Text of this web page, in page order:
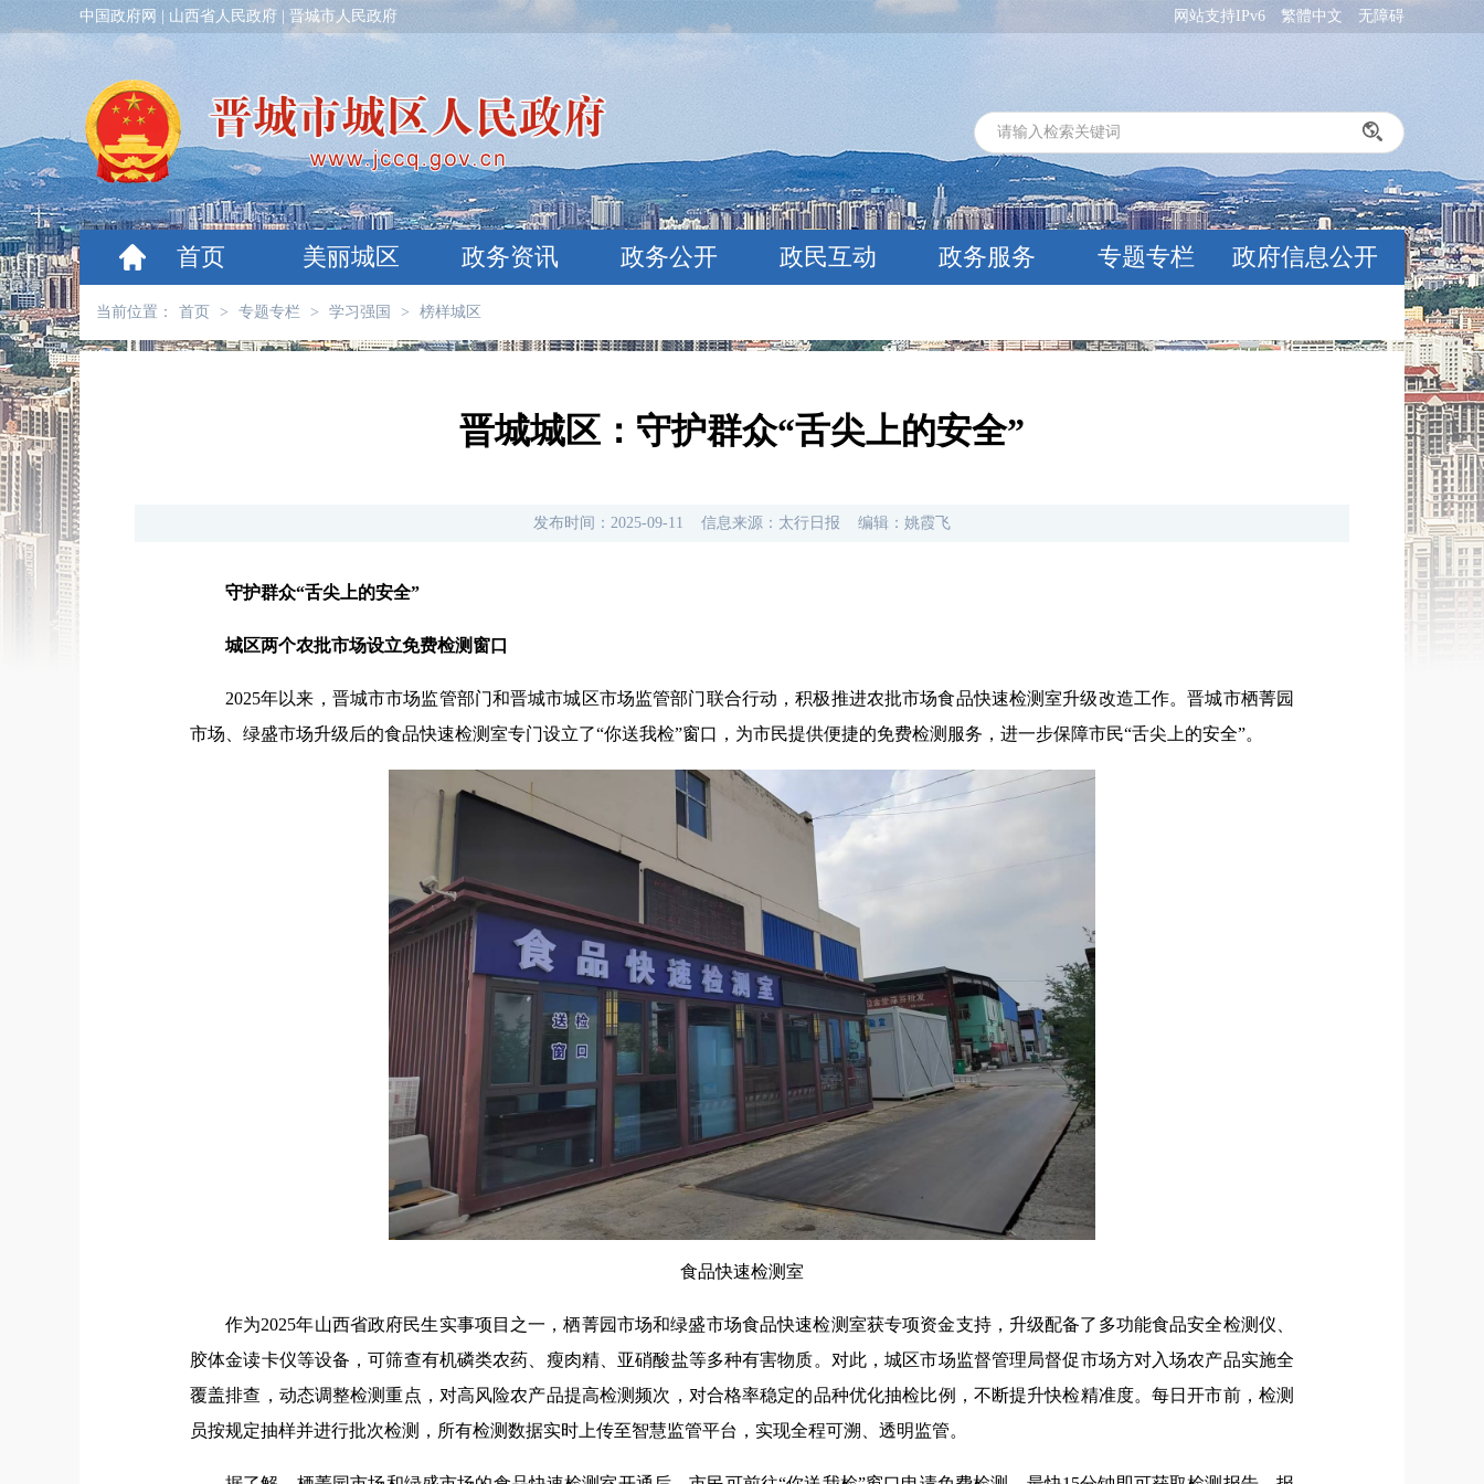
中国政府网 山西省人民政府 晋城市人民政府 网站支持IPv6 繁體中文 无障碍
首页 美丽城区 政务资讯 政务公开 政民互动 政务服务 专题专栏 政府信息公开
当前位置： 首页 > 专题专栏 > 学习强国 > 榜样城区
晋城城区：守护群众“舌尖上的安全”
发布时间： 2025-09-11 信息来源： 太行日报 编辑： 姚霞飞
守护群众“舌尖上的安全”
城区两个农批市场设立免费检测窗口
2025年以来，晋城市市场监管部门和晋城市城区市场监管部门联合行动，积极推进农批市场食品快速检测室升级改造工作。晋城市栖菁园
市场、绿盛市场升级后的食品快速检测室专门设立了“你送我检”窗口，为市民提供便捷的免费检测服务，进一步保障市民“舌尖上的安全”。
食品快速检测室
作为2025年山西省政府民生实事项目之一，栖菁园市场和绿盛市场食品快速检测室获专项资金支持，升级配备了多功能食品安全检测仪、
胶体金读卡仪等设备，可筛查有机磷类农药、瘦肉精、亚硝酸盐等多种有害物质。对此，城区市场监督管理局督促市场方对入场农产品实施全
覆盖排查，动态调整检测重点，对高风险农产品提高检测频次，对合格率稳定的品种优化抽检比例，不断提升快检精准度。每日开市前，检测
员按规定抽样并进行批次检测，所有检测数据实时上传至智慧监管平台，实现全程可溯、透明监管。